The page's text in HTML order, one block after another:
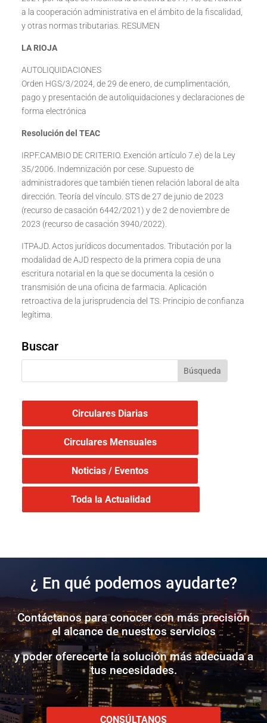
a la cooperación administrativa en el ámbito de la fiscalidad,
y otras normas tributarias. RESUMEN
LA RIOJA
AUTOLIQUIDACIONES
Orden HGS/3/2024, de 29 de enero, de cumplimentación,
pago y presentación de autoliquidaciones y declaraciones de
forma electrónica
Resolución del TEAC
IRPF.CAMBIO DE CRITERIO. Exención artículo 7.e) de la Ley
35/2006. Indemnización por cese. Supuesto de
administradores que también tienen relación laboral de alta
dirección. Teoría del vínculo. STS de 27 de junio de 2023
(recurso de casación 6442/2021) y de 2 de noviembre de
2023 (recurso de casación 3940/2022).
ITPAJD. Actos jurídicos documentados. Tributación por la
modalidad de AJD respecto de la primera copia de una
escritura notarial en la que se documenta la cesión o
transmisión de una oficina de farmacia. Aplicación
retroactiva de la jurisprudencia del TS. Principio de confianza
legítima.
Buscar
Circulares Diarias
Circulares Mensuales
Noticias / Eventos
Toda la Actualidad
¿ En qué podemos ayudarte?
Contáctanos para conocer con más precisión
el alcance de nuestros servicios
y poder oferecerte la solución más adecuada a
tus necesidades.
CONSÚLTANOS